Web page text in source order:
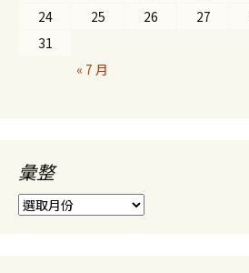
24
25 26 27
31
« 7 月
彙整
彙
整